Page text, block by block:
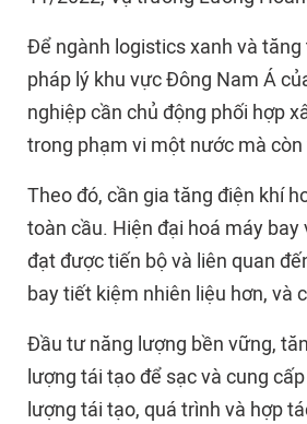
Để ngành logistics xanh và tăng
pháp lý khu vực Đông Nam Á
nghiệp cần chủ động phối hợp
trong phạm vi một nước mà
Theo đó, cần gia tăng điện khí
toàn cầu. Hiện đại hoá máy
đạt được tiến bộ và liên quan
bay tiết kiệm nhiên liệu hơn, và
Đầu tư năng lượng bền vững,
lượng tái tạo để sạc và cung
lượng tái tạo, quá trình và hợp